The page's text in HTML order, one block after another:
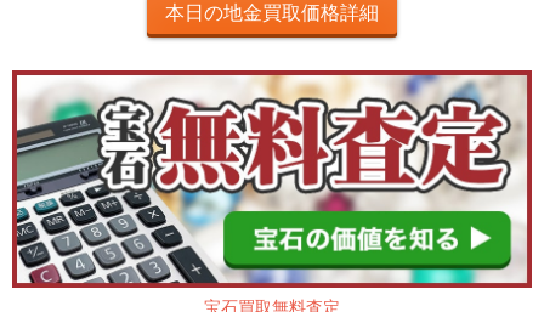
本日の地金買取価格詳細
宝石買取無料査定